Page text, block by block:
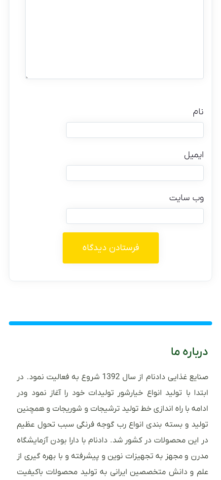
نام
ایمیل
وب‌ سایت
درباره ما
صنایع غذایی دادنام از سال 1392 شروع به فعالیت نمود. در
ابتدا با تولید انواع خیارشور تولیدات خود را آغاز نمود ودر
ادامه با راه اندازی خط تولید ترشیجات و شوریجات و همچنین
تولید و بسته بندی انواع رب گوجه فرنگی سبب تحول عظیم
در این محصولات در کشور شد. دادنام با دارا بودن آزمایشگاه
مدرن و مجهز به تجهیزات نوین و پیشرفته و با بهره گیری از
علم و دانش متخصصین ایرانی به تولید محصولات باکیفیت